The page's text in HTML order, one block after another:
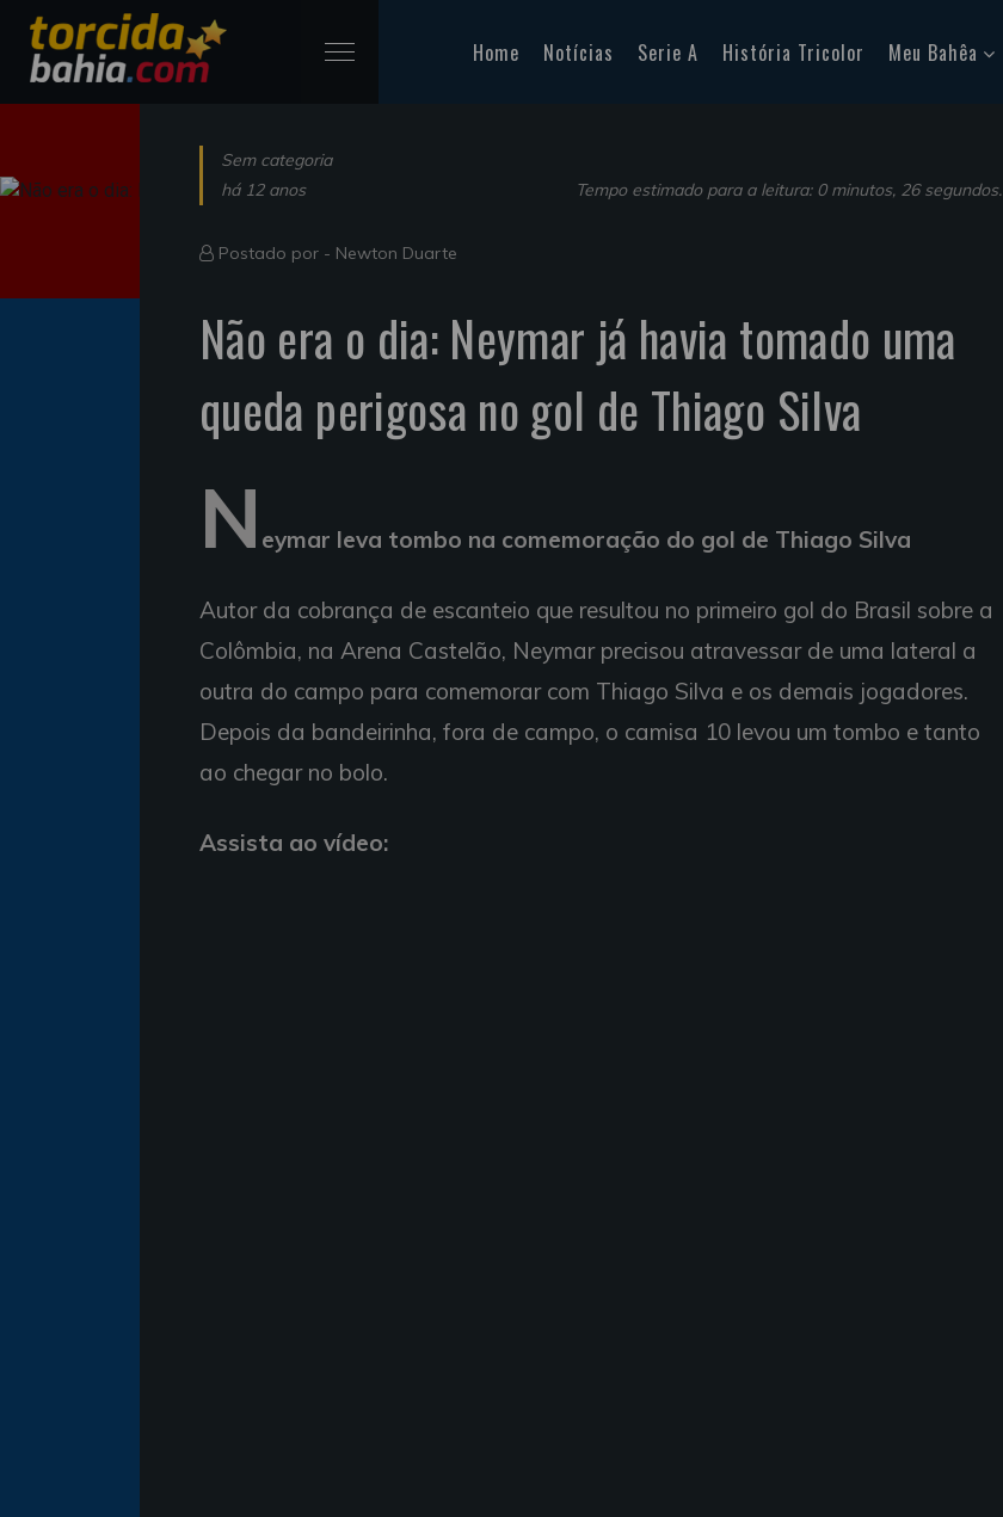
Home Notícias Serie A História Tricolor Meu Bahêa
Sem categoria
há 12 anos
Tempo estimado para a leitura: 0 minutos, 26 segundos.
Postado por - Newton Duarte
Não era o dia: Neymar já havia tomado uma
queda perigosa no gol de Thiago Silva
N eymar leva tombo na comemoração do gol de Thiago Silva
Autor da cobrança de escanteio que resultou no primeiro gol do Brasil sobre a
Colômbia, na Arena Castelão, Neymar precisou atravessar de uma lateral a
outra do campo para comemorar com Thiago Silva e os demais jogadores.
Depois da bandeirinha, fora de campo, o camisa 10 levou um tombo e tanto
ao chegar no bolo.
Assista ao vídeo: